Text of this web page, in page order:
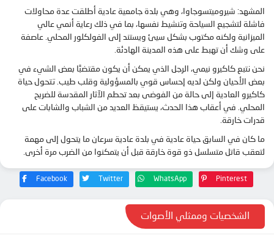
المشهد: شيروميتسوجاوا، وهي بلدة جامعية عادية أطلقت عدة محاولات
فاشلة لتشجيع السياحة وتنشيط نفسها، بما في ذلك رعاية أنمي عالي
الميزانية ولكنه مكتوب بشكل سيئ ويستند إلى الفولكلور المحلي. عاصفة
على وشك أن تهبط على هذه المدينة الهادئة.
نحن نتبع كاكيرو نيمي، الرجل الذي يمكن أن يكون مقتضبًا بعض الشيء في
بعض الأحيان ولكن لديه إحساس قوي بالمسؤولية وقلب طيب. تتحول حياة
كاكيرو العادية إلى حالة من الفوضى بعد تحطم الآثار المقدسة للضريح
المحلي. في أعقاب هذا الحدث، يستيقظ العديد من الشباب والشابات على
قدرات خارقة.
ما كان في السابق حياة عادية في بلدة عادية سرعان ما يتحول إلى مهمة
لتعقب قاتل متسلسل ذو قوة خارقة قبل أن يتمكنوا من الضرب مرة أخرى.
Facebook Twitter WhatsApp Pinterest
الشخصيات وممثلي الأصوات